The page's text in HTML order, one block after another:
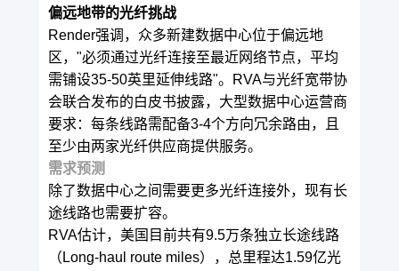
偏远地带的光纤挑战
Render强调，众多新建数据中心位于偏远地
区，"必须通过光纤连接至最近网络节点，平均
需铺设35-50英里延伸线路"。RVA与光纤宽带协
会联合发布的白皮书披露，大型数据中心运营商
要求：每条线路需配备3-4个方向冗余路由，且
至少由两家光纤供应商提供服务。
需求预测
除了数据中心之间需要更多光纤连接外，现有长
途线路也需要扩容。
RVA估计，美国目前共有9.5万条独立长途线路
（Long-haul route miles），总里程达1.59亿光